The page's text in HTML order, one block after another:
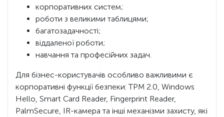
корпоративних систем;
роботи з великими таблицями;
багатозадачності;
віддаленої роботи;
навчання та професійних задач.
Для бізнес-користувачів особливо важливими є
корпоративні функції безпеки: TPM 2.0, Windows
Hello, Smart Card Reader, Fingerprint Reader,
PalmSecure, IR-камера та інші механізми захисту, які